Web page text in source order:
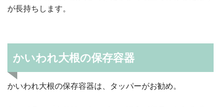
が長持ちします。
かいわれ大根の保存容器
かいわれ大根の保存容器は、タッパーがお勧め。